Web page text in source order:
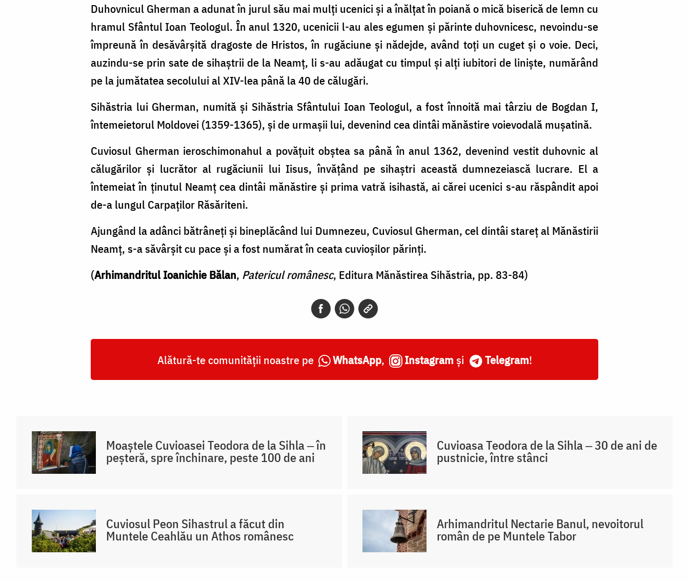
Duhovnicul Gherman a adunat în jurul său mai mulţi ucenici şi a înălţat în poiană o mică biserică de lemn cu
hramul Sfântul Ioan Teologul. În anul 1320, ucenicii l-au ales egumen şi părinte duhovnicesc, nevoindu-se
împreună în desăvârşită dragoste de Hristos, în rugăciune şi nădejde, având toţi un cuget şi o voie. Deci,
auzindu-se prin sate de sihaştrii de la Neamţ, li s-au adăugat cu timpul şi alţi iubitori de linişte, numărând
pe la jumătatea secolului al XIV-lea până la 40 de călugări.
Sihăstria lui Gherman, numită şi Sihăstria Sfântului Ioan Teologul, a fost înnoită mai târziu de Bogdan I,
întemeietorul Moldovei (1359-1365), şi de urmaşii lui, devenind cea dintâi mănăstire voievodală muşatină.
Cuviosul Gherman ieroschimonahul a povăţuit obştea sa până în anul 1362, devenind vestit duhovnic al
călugărilor şi lucrător al rugăciunii lui Iisus, învăţând pe sihaştri această dumnezeiască lucrare. El a
întemeiat în ţinutul Neamţ cea dintâi mănăstire şi prima vatră isihastă, ai cărei ucenici s-au răspândit apoi
de-a lungul Carpaţilor Răsăriteni.
Ajungând la adânci bătrâneţi şi bineplăcând lui Dumnezeu, Cuviosul Gherman, cel dintâi stareţ al Mănăstirii
Neamţ, s-a săvârşit cu pace şi a fost numărat în ceata cuvioşilor părinţi.
(Arhimandritul Ioanichie Bălan, Patericul românesc, Editura Mănăstirea Sihăstria, pp. 83-84)
Alătură-te comunității noastre pe WhatsApp, Instagram și Telegram!
Moaștele Cuvioasei Teodora de la Sihla ‒ în
peșteră, spre închinare, peste 100 de ani
Cuvioasa Teodora de la Sihla ‒ 30 de ani de
pustnicie, între stânci
Cuviosul Peon Sihastrul a făcut din
Muntele Ceahlău un Athos românesc
Arhimandritul Nectarie Banul, nevoitorul
român de pe Muntele Tabor